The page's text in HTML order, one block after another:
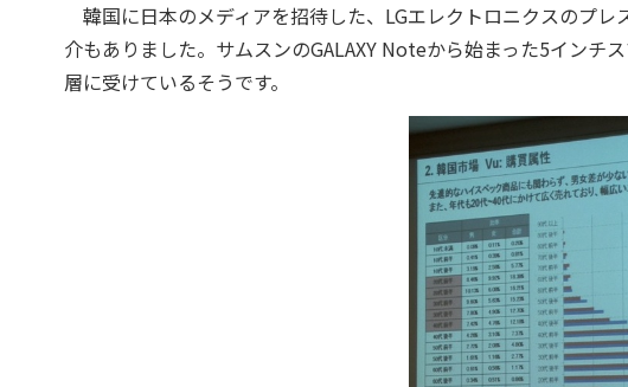
韓国に日本のメディアを招待した、LGエレクトロニクスのプ
介もありました。サムスンのGALAXY Noteから始まった5イン
層に受けているそうです。